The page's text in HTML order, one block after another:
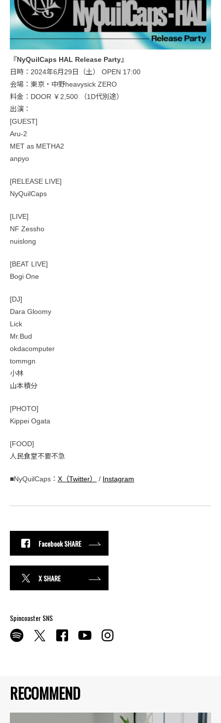
RECOMMEND
『NyQuilCaps HAL Release Party』
日時：2024年6月29日（土） OPEN 17:00
会場：東京・中野heavysick ZERO
料金：DOOR ￥2,500 （1D代別途）
出演：
[GUEST]
Aru-2
MET as METHA2
anpyo
[RELEASE LIVE]
NyQuilCaps
[LIVE]
NF Zessho
nuislong
[BEAT LIVE]
Bogi One
[DJ]
Dara Gloomy
Lick
Mr.Bud
okdacomputer
tommgn
小林
山本積分
[PHOTO]
Kippei Ogata
[FOOD]
人民食堂不要不急
■NyQuilCaps： X（Twitter） / Instagram
Facebook SHARE
X SHARE
Spincoaster SNS